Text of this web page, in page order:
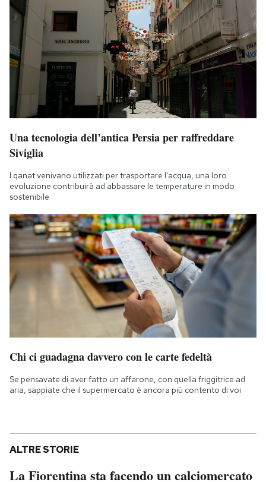
Una tecnologia dell’antica Persia per raffreddare
Siviglia
I qanat venivano utilizzati per trasportare l'acqua, una loro
evoluzione contribuirà ad abbassare le temperature in modo
sostenibile
Chi ci guadagna davvero con le carte fedeltà
Se pensavate di aver fatto un affarone, con quella friggitrice ad
aria, sappiate che il supermercato è ancora più contento di voi
ALTRE STORIE
La Fiorentina sta facendo un calciomercato